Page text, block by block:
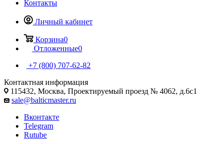
Контакты
Личный кабинет
Корзина0
Отложенные0
+7 (800) 707-62-82
Контактная информация
115432, Москва, Проектируемый проезд № 4062, д.6с1
sale@balticmaster.ru
Вконтакте
Telegram
Rutube